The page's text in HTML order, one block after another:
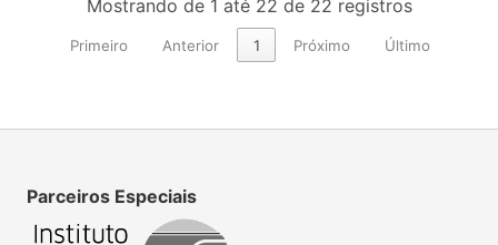
Mostrando de 1 até 22 de 22 registros
Primeiro Anterior 1 Próximo Último
Parceiros Especiais